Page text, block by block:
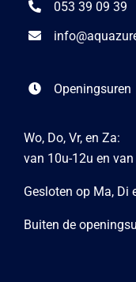
053 39 09 39
Openingsuren
Wo, Do, Vr, en Za:
van 10u-12u en
Gesloten op Ma, Di
Buiten de